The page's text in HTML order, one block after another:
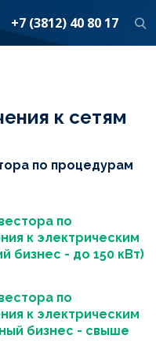
+7 (3812) 40 80 17
к сетям
по процедурам
по
к электрическим
бизнес - до 150 кВт)
по
к электрическим
бизнес - свыше